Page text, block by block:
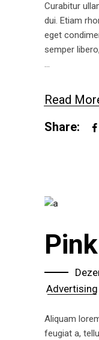
Curabitur
dui. Etiam
eget
semper
Read
Share:
Advertising
Aliquam
feugiat a,